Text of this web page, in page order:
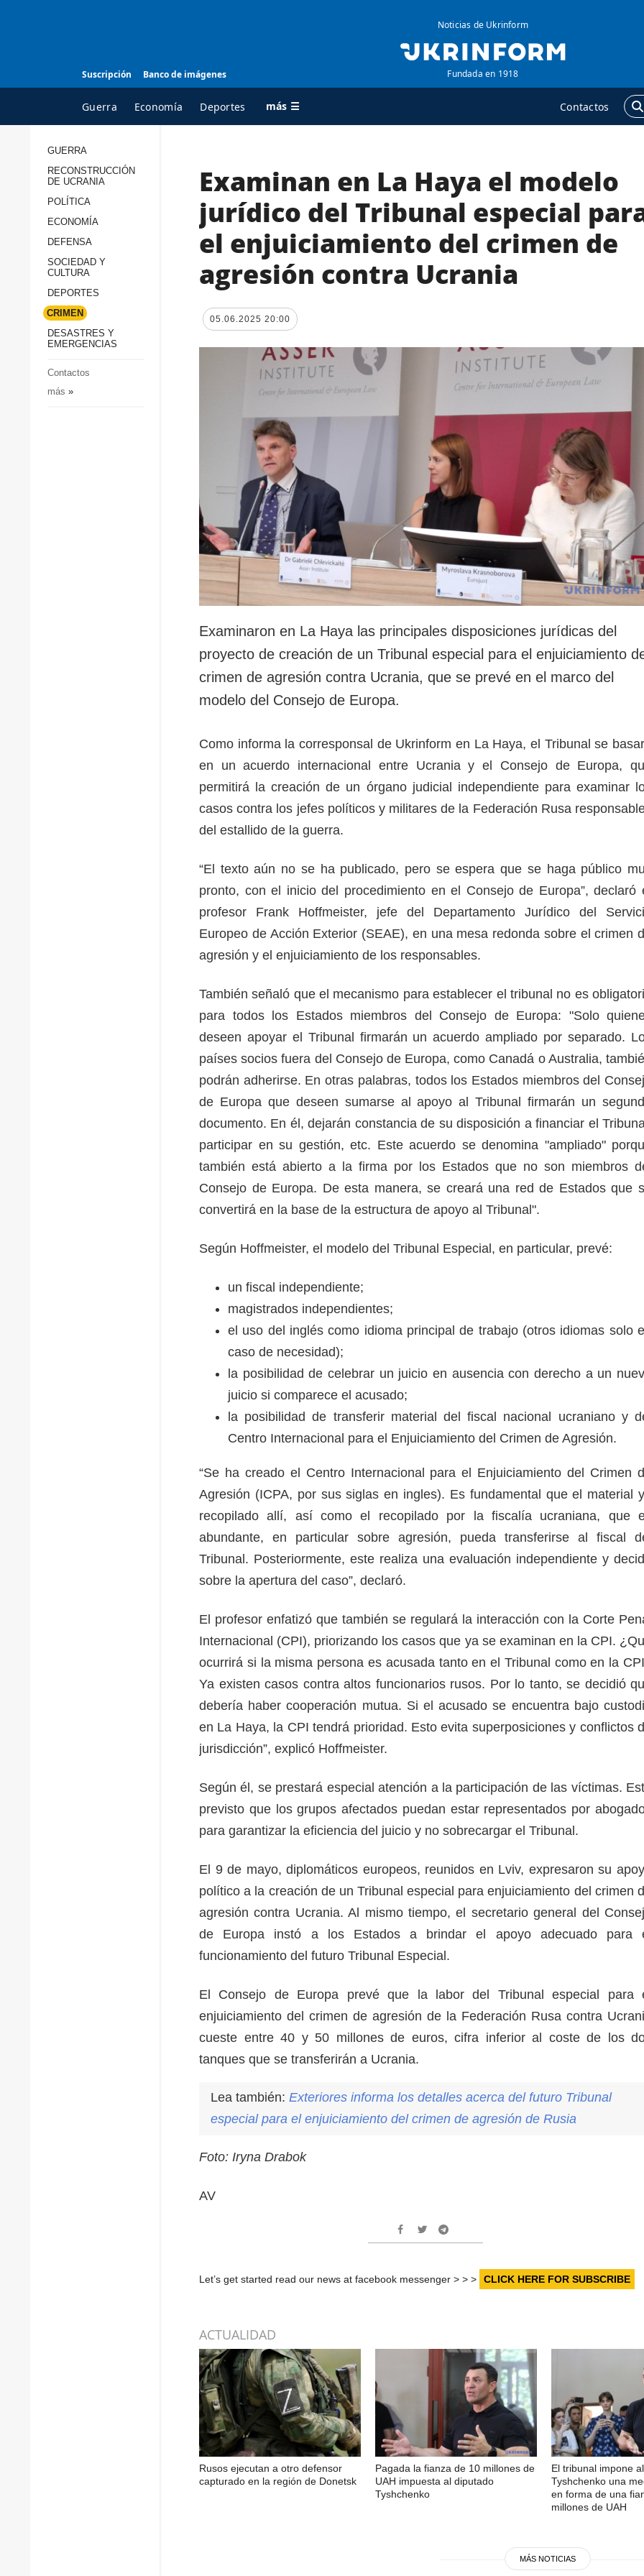
Suscripción Banco de imágenes
Noticias de Ukrinform
Fundada en 1918
Guerra Economía Deportes más ☰ Contactos
TODAS LAS
Reconstrucción de
Sociedad y Cultura
AGENCIA
sobre la agencia
contacto
condiciones de
servicios
ADICIONAL
Podcasts
Publicaciones
Entrevistas
GUERRA
RECONSTRUCCIÓN
DE UCRANIA
POLÍTICA
ECONOMÍA
DEFENSA
SOCIEDAD Y
CULTURA
DEPORTES
CRIMEN
DESASTRES Y
EMERGENCIAS
Contactos
más »
Examinan en La Haya el modelo
jurídico del Tribunal especial
el enjuiciamiento del crimen de
agresión contra Ucrania
05.06.2025 20:00
Examinaron en La Haya las principales disposiciones jurídicas del
proyecto de creación de un Tribunal especial para el enjuiciamiento
crimen de agresión contra Ucrania, que se prevé en el marco del
modelo del Consejo de Europa.
Como informa la corresponsal de Ukrinform en La Haya, el Tribunal se
en un acuerdo internacional entre Ucrania y el Consejo de Europa,
permitirá la creación de un órgano judicial independiente para examinar
casos contra los jefes políticos y militares de la Federación Rusa
del estallido de la guerra.
“El texto aún no se ha publicado, pero se espera que se haga público
pronto, con el inicio del procedimiento en el Consejo de Europa”, declaró
profesor Frank Hoffmeister, jefe del Departamento Jurídico del
Europeo de Acción Exterior (SEAE), en una mesa redonda sobre el crimen
agresión y el enjuiciamiento de los responsables.
También señaló que el mecanismo para establecer el tribunal no es
para todos los Estados miembros del Consejo de Europa: "Solo
deseen apoyar el Tribunal firmarán un acuerdo ampliado por separado.
países socios fuera del Consejo de Europa, como Canadá o Australia,
podrán adherirse. En otras palabras, todos los Estados miembros del
de Europa que deseen sumarse al apoyo al Tribunal firmarán un
documento. En él, dejarán constancia de su disposición a financiar el
participar en su gestión, etc. Este acuerdo se denomina "ampliado"
también está abierto a la firma por los Estados que no son miembros
Consejo de Europa. De esta manera, se creará una red de Estados que
convertirá en la base de la estructura de apoyo al Tribunal".
Según Hoffmeister, el modelo del Tribunal Especial, en particular, prevé:
un fiscal independiente;
magistrados independientes;
el uso del inglés como idioma principal de trabajo (otros idiomas solo
caso de necesidad);
la posibilidad de celebrar un juicio en ausencia con derecho a un
juicio si comparece el acusado;
la posibilidad de transferir material del fiscal nacional ucraniano y
Centro Internacional para el Enjuiciamiento del Crimen de Agresión.
“Se ha creado el Centro Internacional para el Enjuiciamiento del Crimen
Agresión (ICPA, por sus siglas en ingles). Es fundamental que el material
recopilado allí, así como el recopilado por la fiscalía ucraniana, que
abundante, en particular sobre agresión, pueda transferirse al fiscal
Tribunal. Posteriormente, este realiza una evaluación independiente y
sobre la apertura del caso”, declaró.
El profesor enfatizó que también se regulará la interacción con la Corte
Internacional (CPI), priorizando los casos que ya se examinan en la CPI.
ocurrirá si la misma persona es acusada tanto en el Tribunal como en la
Ya existen casos contra altos funcionarios rusos. Por lo tanto, se decidió
debería haber cooperación mutua. Si el acusado se encuentra bajo
en La Haya, la CPI tendrá prioridad. Esto evita superposiciones y conflictos
jurisdicción”, explicó Hoffmeister.
Según él, se prestará especial atención a la participación de las víctimas.
previsto que los grupos afectados puedan estar representados por
para garantizar la eficiencia del juicio y no sobrecargar el Tribunal.
El 9 de mayo, diplomáticos europeos, reunidos en Lviv, expresaron su
político a la creación de un Tribunal especial para enjuiciamiento del crimen
agresión contra Ucrania. Al mismo tiempo, el secretario general del
de Europa instó a los Estados a brindar el apoyo adecuado para
funcionamiento del futuro Tribunal Especial.
El Consejo de Europa prevé que la labor del Tribunal especial para
enjuiciamiento del crimen de agresión de la Federación Rusa contra
cueste entre 40 y 50 millones de euros, cifra inferior al coste de los
tanques que se transferirán a Ucrania.
Lea también: Exteriores informa los detalles acerca del futuro Tribunal
especial para el enjuiciamiento del crimen de agresión de Rusia
Foto: Iryna Drabok
AV
Let’s get started read our news at facebook messenger > > > CLICK HERE FOR SUBSCRIBE
ACTUALIDAD
Rusos ejecutan a otro defensor
capturado en la región de Donetsk
Pagada la fianza de 10 millones de
UAH impuesta al diputado
Tyshchenko
El tribunal impone
Tyshchenko una
en forma de una
millones de UAH
MÁS NOTICIAS